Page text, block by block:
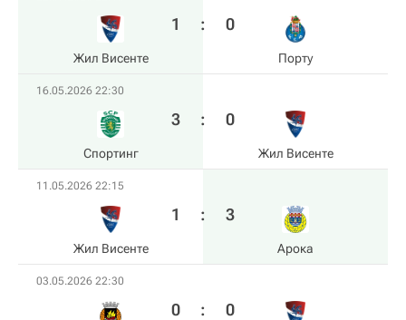
Жил Висенте
1 : 0
Порту
16.05.2026 22:30
Спортинг
3 : 0
Жил Висенте
11.05.2026 22:15
Жил Висенте
1 : 3
Арока
03.05.2026 22:30
0 : 0